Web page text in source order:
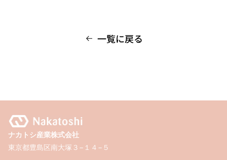
一覧に戻る
ナカトシ産業株式会社
東京都豊島区南大塚３−１４−５